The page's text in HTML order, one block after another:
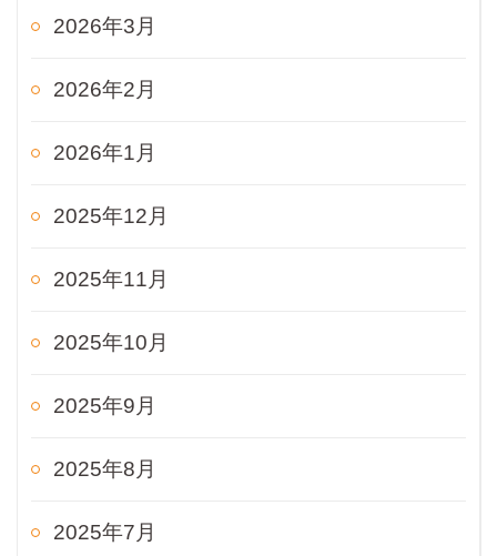
2026年3月
2026年2月
2026年1月
2025年12月
2025年11月
2025年10月
2025年9月
2025年8月
2025年7月